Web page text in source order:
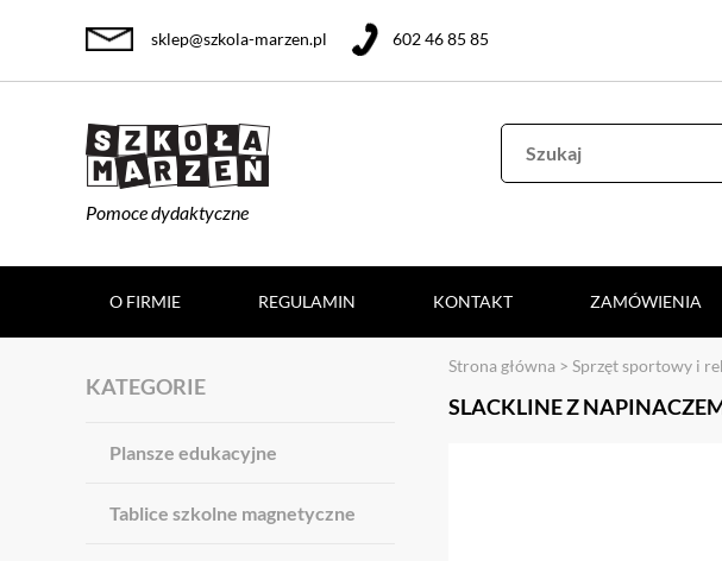
Pomoce dydaktyczne
sklep@szkola-marzen.pl 602 46 85 85
O FIRMIE REGULAMIN KONTAKT ZAMÓWIENIA
KATEGORIE
Plansze edukacyjne
Tablice szkolne magnetyczne
Strona główna > Sprzęt sportowy i
SLACKLINE Z